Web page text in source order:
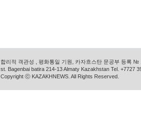
합리적 객관성 , 평화통일 기원, 카자흐스탄 문공부 등록
st. Bagenbai batira 214-13 Almaty Kazakhstan Tel. +7727
Copyright ⓒ KAZAKHNEWS. All Rights Reserved.